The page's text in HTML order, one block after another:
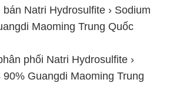
Natri Hydrosulfite › Sodium
Maoming Trung Quốc
phối Natri Hydrosulfite ›
Guangdi Maoming Trung